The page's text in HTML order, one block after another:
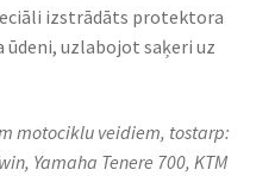
izstrādāts protektora
ūdeni, uzlabojot saķeri uz
motociklu veidiem, tostarp:
Yamaha Tenere 700, KTM